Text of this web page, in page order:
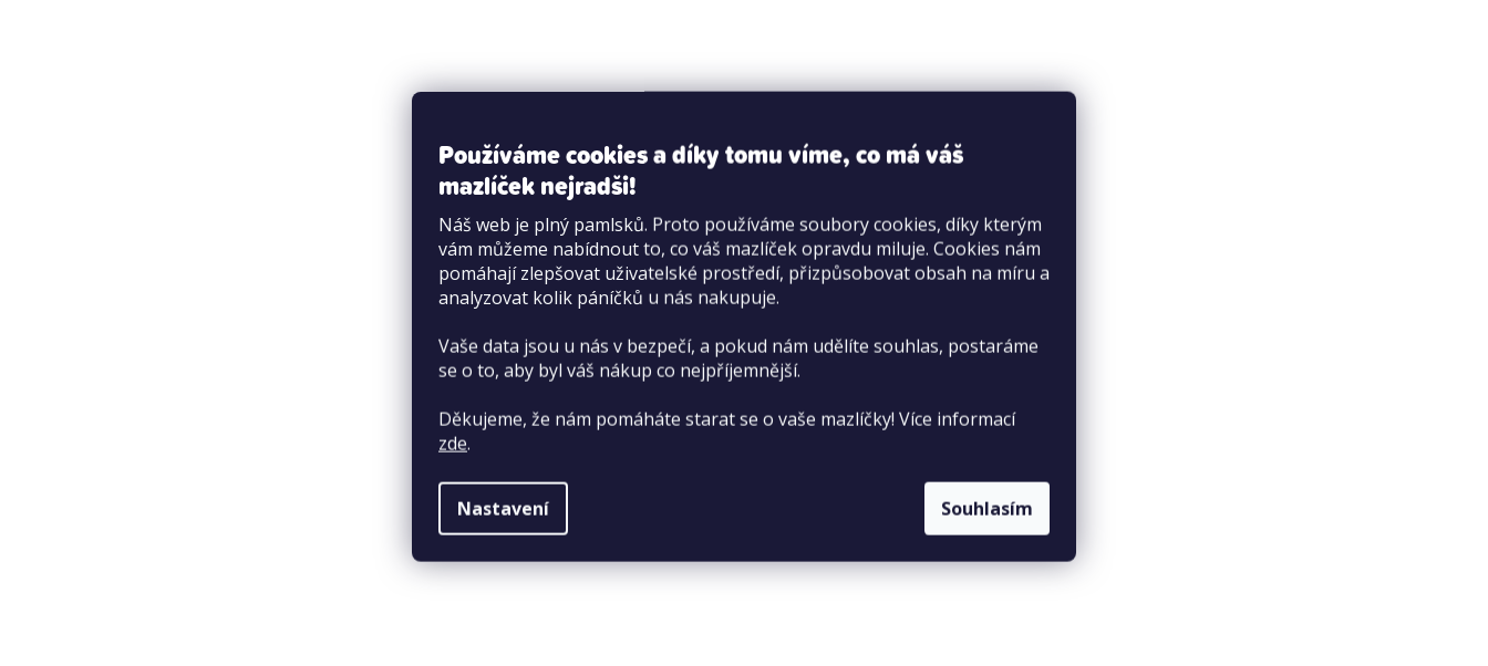
Používáme cookies a díky tomu víme, co má váš
mazlíček nejradši!
Náš web je plný pamlsků. Proto používáme soubory cookies, díky kterým
vám můžeme nabídnout to, co váš mazlíček opravdu miluje. Cookies nám
pomáhají zlepšovat uživatelské prostředí, přizpůsobovat obsah na míru a
analyzovat kolik páníčků u nás nakupuje.
Vaše data jsou u nás v bezpečí, a pokud nám udělíte souhlas, postaráme
se o to, aby byl váš nákup co nejpříjemnější.
Děkujeme, že nám pomáháte starat se o vaše mazlíčky! Více informací
zde.
Nastavení Souhlasím